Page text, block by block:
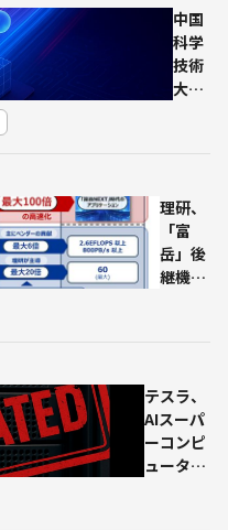
ターを構築
──Oracle
がクラウド
基盤で協力
中国
科学
技術
大
ュー
タ
《九
章
スパ
コン
なら
10の
理研、
「富
岳」後
継機の
とシミ
ュレー
ション
融合の
テスラ、
AIスーパ
ーコンピ
ューター